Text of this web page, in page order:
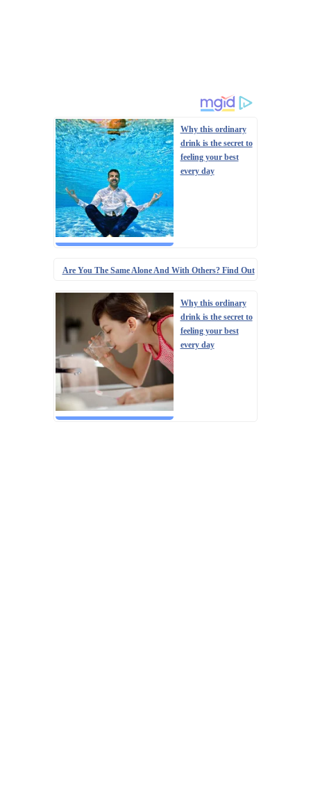
Why this ordinary
drink is the secret to
feeling your best
every day
Are You The Same Alone And With Others? Find Out
Why this ordinary
drink is the secret to
feeling your best
every day